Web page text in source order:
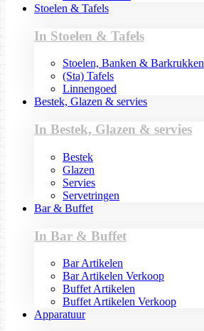
Stoelen & Tafels
In Stoelen & Tafels
Stoelen, Banken & Barkrukken
(Sta) Tafels
Linnengoed
Bestek, Glazen & servies
In Bestek, Glazen & servies
Bestek
Glazen
Servies
Servetringen
Bar & Buffet
In Bar & Buffet
Bar Artikelen
Bar Artikelen Verkoop
Buffet Artikelen
Buffet Artikelen Verkoop
Apparatuur